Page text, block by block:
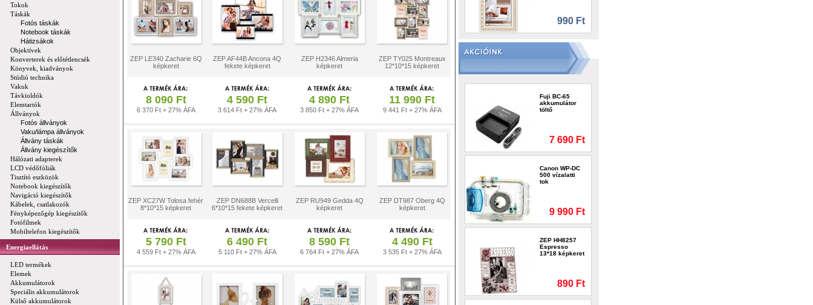
Tokok
Táskák
Fotós táskák
Notebook táskák
Hátizsákok
Objektívek
Konverterek és előtétlencsék
Könyvek, kiadványok
Stúdió technika
Vakuk
Távkioldók
Elemtartók
Állványok
Fotós állványok
Vaku/lámpa állványok
Állvány táskák
Állvány kiegészítők
Hálózati adapterek
LCD védőfóliák
Tisztító eszközök
Notebook kiegészítők
Navigáció kiegészítők
Kábelek, csatlakozók
Fényképezőgép kiegészítők
Fotófilmek
Mobiltelefon kiegészítők
Energiaellátás
LED termékek
Elemek
Akkumulátorok
Speciális akkumulátorok
Külső akkumulátorok
ZEP LE340 Zacharie 6Q
képkeret
ZEP AF44B Ancona 4Q
fekete képkeret
ZEP H2346 Almeria
képkeret
ZEP TY025 Montreaux
12*10*15 képkeret
8 090 Ft
6 370 Ft + 27% ÁFA
4 590 Ft
3 614 Ft + 27% ÁFA
4 890 Ft
3 850 Ft + 27% ÁFA
11 990 Ft
9 441 Ft + 27% ÁFA
ZEP XC27W Tolosa fehér
8*10*15 képkeret
ZEP DN688B Vercelli
6*10*15 fekete képkeret
ZEP RU949 Gedda 4Q
képkeret
ZEP DT987 Oberg 4Q
képkeret
5 790 Ft
4 559 Ft + 27% ÁFA
6 490 Ft
5 110 Ft + 27% ÁFA
8 590 Ft
6 764 Ft + 27% ÁFA
4 490 Ft
3 535 Ft + 27% ÁFA
990 Ft
Fuji BC-65
akkumulátor
töltő
7 690 Ft
Canon WP-DC
500 vízalatti
tok
9 990 Ft
ZEP HH8257
Espresso
13*18 képkeret
890 Ft